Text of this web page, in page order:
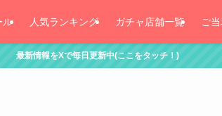
ル 人気ランキング ガチャ店舗一覧 ご
毎日更新中(ここをタッチ！)